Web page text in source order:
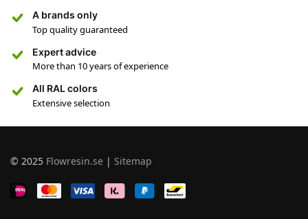
A brands only
Top quality guaranteed
Expert advice
More than 10 years of experience
All RAL colors
Extensive selection
© 2025 Flowresin.se | Sitemap